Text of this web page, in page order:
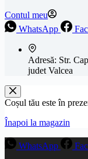
Contul meu
WhatsApp
Adresă: Str.
judet Valcea
Coșul tău este în
Înapoi la magazin
WhatsApp